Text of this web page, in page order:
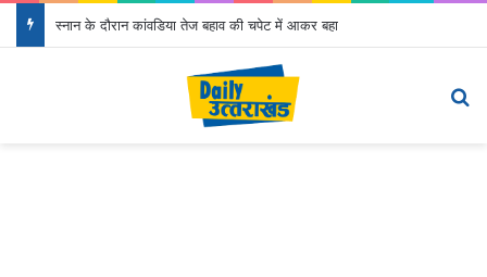
स्नान के दौरान कांवडिया तेज बहाव की चपेट में आकर बहा